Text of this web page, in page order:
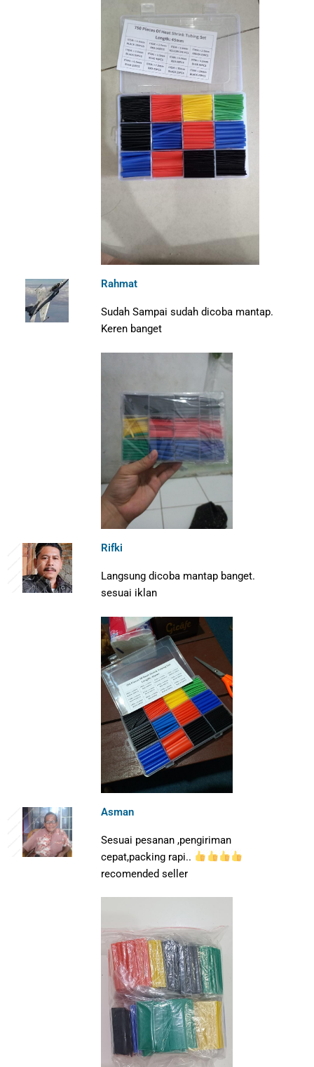
Rahmat
Sudah Sampai sudah dicoba mantap.
Keren banget
Rifki
Langsung dicoba mantap banget.
sesuai iklan
Asman
Sesuai pesanan ,pengiriman
cepat,packing rapi..
recomended seller